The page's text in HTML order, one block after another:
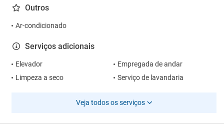
Outros
Ar-condicionado
Serviços adicionais
Elevador
Empregada de andar
Limpeza a seco
Serviço de lavandaria
Veja todos os serviços